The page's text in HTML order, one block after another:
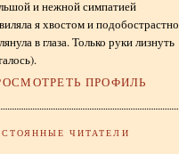
и нежной симпатией
я хвостом и подобострастно
в глаза. Только руки лизнуть
ПРОФИЛЬ
ЧИТАТЕЛИ